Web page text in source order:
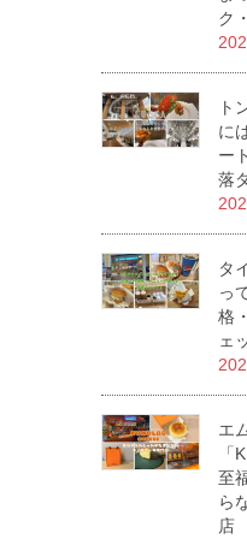
ク
ト
に
ー
落
タ
っ
格
ェ
エ
「
至
ら
店